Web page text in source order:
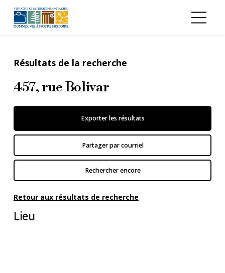
Résultats de la recherche
457, rue Bolivar
Exporter les résultats
Partager par courriel
Rechercher encore
Retour aux résultats de recherche
Lieu